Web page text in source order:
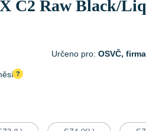
C2 Raw Black/
Určeno pro: OSVČ,
?